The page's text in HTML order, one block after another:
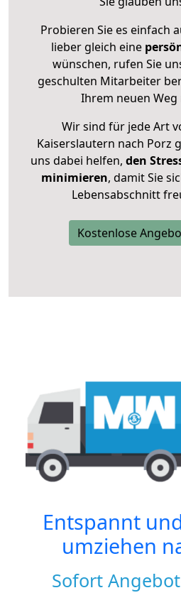
Probieren Sie es einfach
lieber gleich eine
wünschen, rufen Sie
geschulten Mitarbeiter
Ihrem neuen Weg
Wir sind für jede Art
Kaiserslautern nach Porz
uns dabei helfen, den
minimieren, damit Sie
Lebensabschnitt
Kostenlose
Entspannt
umziehen
Sofort